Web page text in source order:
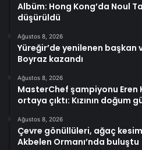
Albüm: Hong Kong’da Noul
düşürüldü
Ağustos 8, 2026
Yüreğir’de yenilenen
Boyraz kazandı
Ağustos 8, 2026
MasterChef şampiyonu Eren
ortaya çıktı: Kızının doğum
Ağustos 8, 2026
Çevre gönüllüleri, ağaç
Akbelen Ormanı’nda buluştu